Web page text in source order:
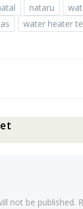
nataru
water heater
not be published.